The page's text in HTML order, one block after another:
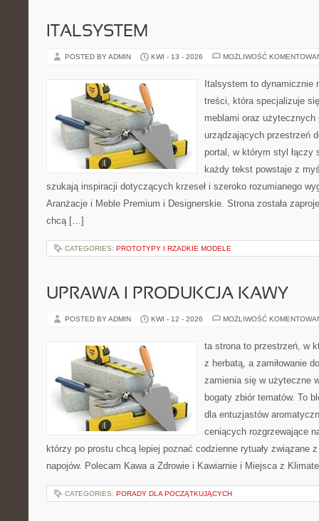
ITALSYSTEM
POSTED BY ADMIN KWI - 13 - 2026 MOŻLIWOŚĆ
Italsystem to dynamicznie
treści, która specjalizuje
meblami oraz użytecznych
urządzających przestrzeń
portal, w którym styl łączy
każdy tekst powstaje z
szukają inspiracji dotyczących krzeseł i szeroko rozumianego
Aranżacje i Meble Premium i Designerskie. Strona została
chcą […]
CATEGORIES: PROTOTYPY I RZADKIE MODELE
UPRAWA I PRODUKCJA KAWY
POSTED BY ADMIN KWI - 12 - 2026 MOŻLIWOŚĆ
ta strona to przestrzeń, w
z herbatą, a zamiłowanie
zamienia się w użyteczne
bogaty zbiór tematów. To
dla entuzjastów
ceniących rozgrzewające
którzy po prostu chcą lepiej poznać codzienne rytuały związane
napojów. Polecam Kawa a Zdrowie i Kawiarnie i Miejsca z
CATEGORIES: PORADY DLA POCZĄTKUJĄCYCH